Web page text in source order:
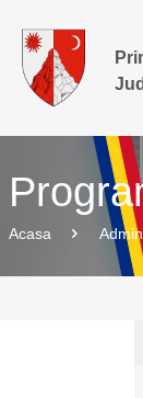
Acasa